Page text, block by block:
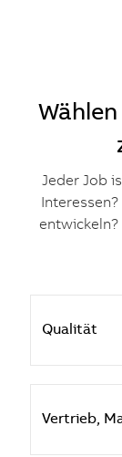
Jeder Job
entwickeln?
Qualität
Vertrieb,